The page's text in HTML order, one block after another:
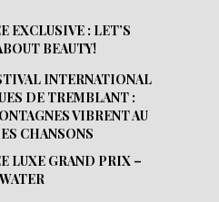
EXCLUSIVE : LET’S
BEAUTY!
INTERNATIONAL
DE TREMBLANT :
VIBRENT AU
CHANSONS
LUXE GRAND PRIX –